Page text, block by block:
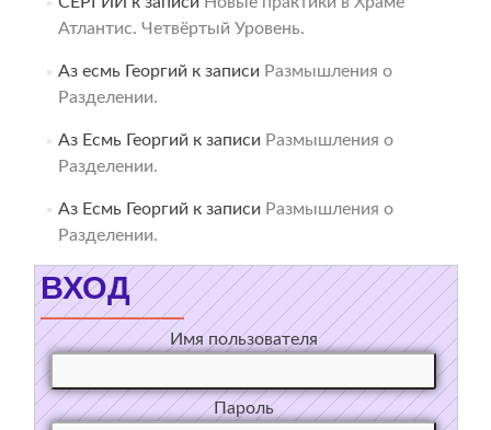
Атлантис. Четвёртый Уровень.
Аз есмь Георгий к записи Размышления о
Разделении.
Аз Есмь Георгий к записи Размышления о
Разделении.
Аз Есмь Георгий к записи Размышления о
Разделении.
ВХОД
Имя пользователя
Пароль